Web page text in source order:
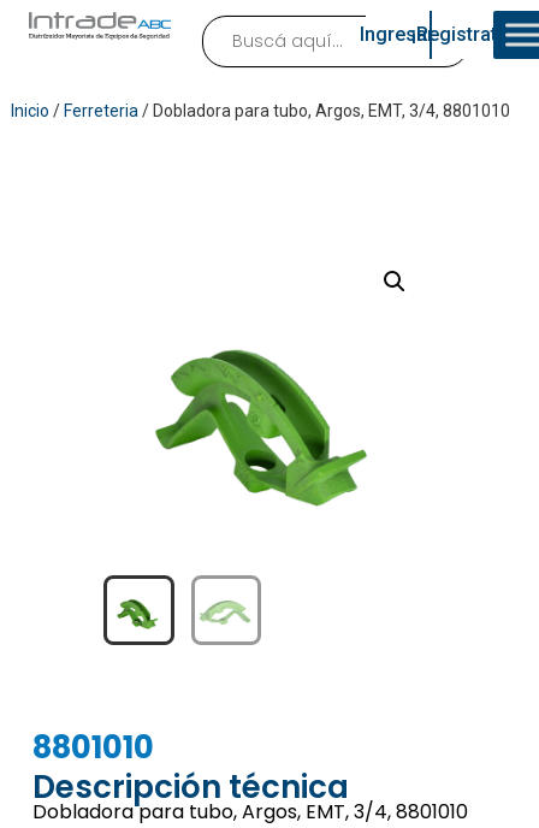
Ingresar¡Registrate!
Inicio / Ferreteria / Dobladora para tubo, Argos, EMT, 3/4, 8801010
8801010
Descripción técnica
Dobladora para tubo, Argos, EMT, 3/4, 8801010